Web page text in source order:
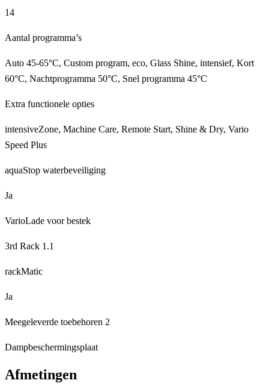
14
Aantal programma’s
Auto 45-65°C, Custom program, eco, Glass Shine, intensief, Kort
60°C, Nachtprogramma 50°C, Snel programma 45°C
Extra functionele opties
intensiveZone, Machine Care, Remote Start, Shine & Dry, Vario
Speed Plus
aquaStop waterbeveiliging
Ja
VarioLade voor bestek
3rd Rack 1.1
rackMatic
Ja
Meegeleverde toebehoren 2
Dampbeschermingsplaat
Afmetingen